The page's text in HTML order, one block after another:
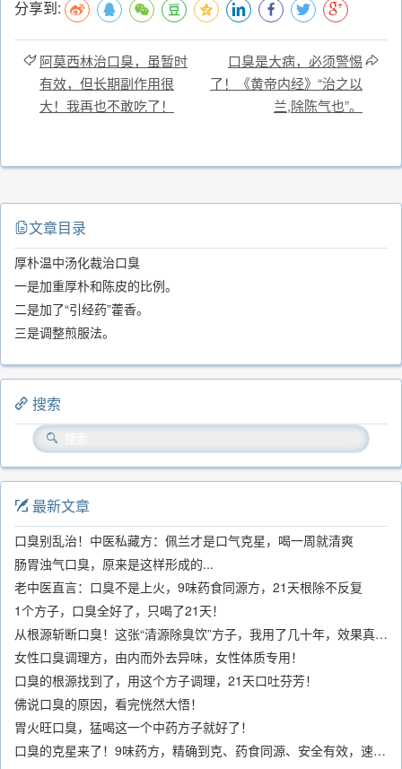
分享到:
阿莫西林治口臭，虽暂时
有效，但长期副作用很
大！我再也不敢吃了！
口臭是大病，必须警惕
了！《黄帝内经》“治之以
兰,除陈气也”。
文章目录
厚朴温中汤化裁治口臭
一是加重厚朴和陈皮的比例。
二是加了“引经药”藿香。
三是调整煎服法。
搜索
最新文章
口臭别乱治！中医私藏方：佩兰才是口气克星，喝一周就清爽
肠胃浊气口臭，原来是这样形成的...
老中医直言：口臭不是上火，9味药食同源方，21天根除不反复
1个方子，口臭全好了，只喝了21天！
从根源斩断口臭！这张“清源除臭饮”方子，我用了几十年，效果真不错
女性口臭调理方，由内而外去异味，女性体质专用！
口臭的根源找到了，用这个方子调理，21天口吐芬芳！
佛说口臭的原因，看完恍然大悟！
胃火旺口臭，猛喝这一个中药方子就好了！
口臭的克星来了！9味药方，精确到克、药食同源、安全有效，速看！